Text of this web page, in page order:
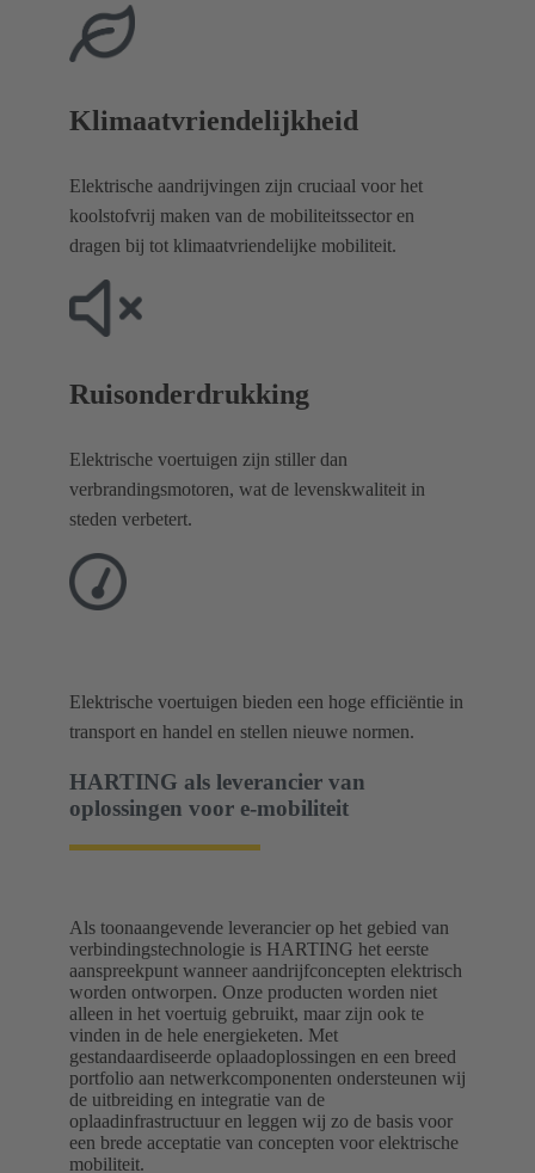
Klimaatvriendelijkheid
Elektrische aandrijvingen zijn cruciaal voor het
koolstofvrij maken van de mobiliteitssector en
dragen bij tot klimaatvriendelijke mobiliteit.
Ruisonderdrukking
Elektrische voertuigen zijn stiller dan
verbrandingsmotoren, wat de levenskwaliteit in
steden verbetert.
Elektrische voertuigen bieden een hoge efficiëntie in
transport en handel en stellen nieuwe normen.
HARTING als leverancier van
oplossingen voor e-mobiliteit
Als toonaangevende leverancier op het gebied van
verbindingstechnologie is HARTING het eerste
aanspreekpunt wanneer aandrijfconcepten elektrisch
worden ontworpen. Onze producten worden niet
alleen in het voertuig gebruikt, maar zijn ook te
vinden in de hele energieketen. Met
gestandaardiseerde oplaadoplossingen en een breed
portfolio aan netwerkcomponenten ondersteunen wij
de uitbreiding en integratie van de
oplaadinfrastructuur en leggen wij zo de basis voor
een brede acceptatie van concepten voor elektrische
mobiliteit.